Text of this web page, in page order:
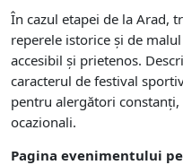
În cazul etapei de la Arad,
reperele istorice și de
accesibil și prietenos.
caracterul de festival
pentru alergători
ocazionali.
Pagina evenimentului